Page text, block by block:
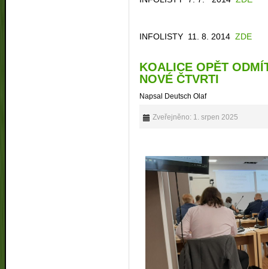
INFOLISTY 11. 8. 2014ZDE
KOALICE OPĚT
NOVÉ ČTVRTI
Napsal Deutsch Olaf
Zveřejněno: 1. srpen 2025